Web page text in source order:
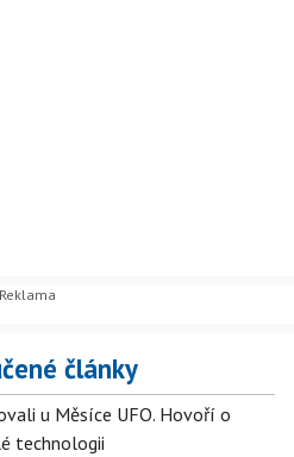
články
u Měsíce UFO. Hovoří o
technologii